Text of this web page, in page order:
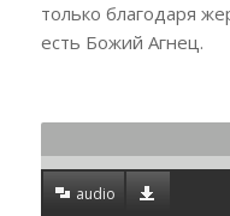
только благодаря
есть Божий Агнец.
audio